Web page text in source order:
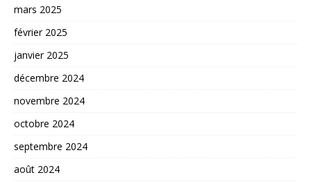
mars 2025
février 2025
janvier 2025
décembre 2024
novembre 2024
octobre 2024
septembre 2024
août 2024